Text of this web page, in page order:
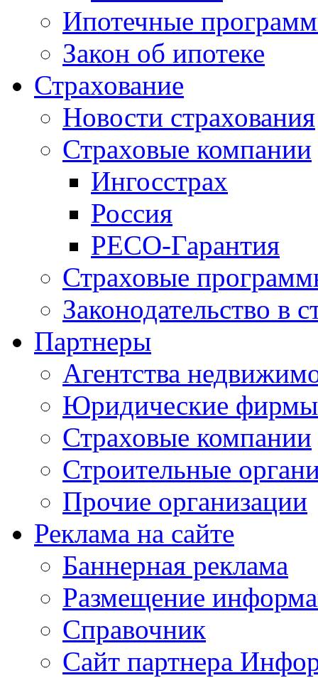
Ипотечные
Закон об ипотеке
Страхование
Новости страхования
Страховые компании
Ингосстрах
Россия
РЕСО-Гарантия
Страховые
Законодательство в
Партнеры
Агентства
Юридические фирмы
Страховые компании
Строительные
Прочие организации
Реклама на сайте
Баннерная реклама
Размещение
Справочник
Сайт партнера